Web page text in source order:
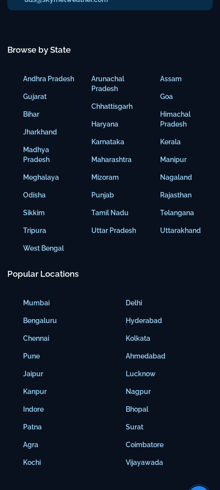
Browse by State
Andhra Pradesh
Gujarat
Bihar
Jharkhand
Madhya
Pradesh
Meghalaya
Odisha
Sikkim
Tripura
West Bengal
Arunachal
Pradesh
Chhattisgarh
Haryana
Karnataka
Maharashtra
Mizoram
Punjab
Tamil Nadu
Uttar Pradesh
Assam
Goa
Himachal
Pradesh
Kerala
Manipur
Nagaland
Rajasthan
Telangana
Uttarakhand
Popular Locations
Mumbai
Bengaluru
Chennai
Pune
Jaipur
Kanpur
Indore
Patna
Agra
Kochi
Delhi
Hyderabad
Kolkata
Ahmedabad
Lucknow
Nagpur
Bhopal
Surat
Coimbatore
Vijayawada